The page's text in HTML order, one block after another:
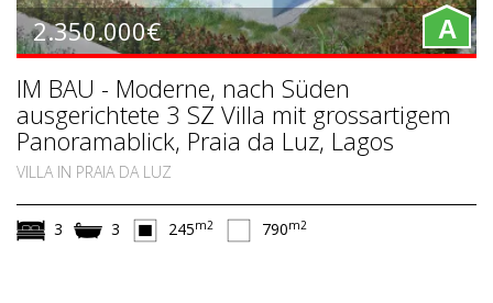
2.350.000€ A
IM BAU - Moderne, nach Süden
ausgerichtete 3 SZ Villa mit grossartigem
Panoramablick, Praia da Luz, Lagos
VILLA IN PRAIA DA LUZ
3 3 245m2 790m2